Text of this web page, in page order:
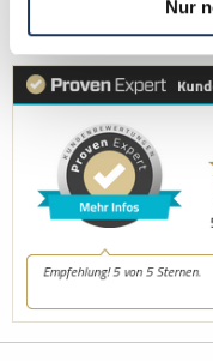
Nur
bewerbung@dzas.de